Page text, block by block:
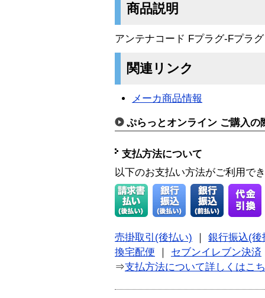
商品説明
アンテナコード Fプラグ-Fプラ
関連リンク
メーカ商品情報
ぷらっとオンライン ご購入の
支払方法について
以下のお支払い方法がご利用で
売掛取引(後払い)
銀行振込(後
換宅配便
セブンイレブン決済
⇒支払方法について詳しくはこ